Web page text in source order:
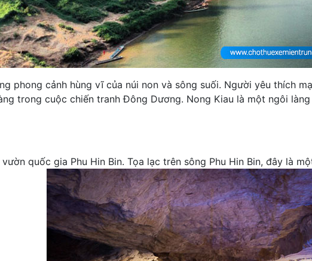
phong cảnh hùng vĩ của núi non và sông suối. Người yêu thích
trong cuộc chiến tranh Đông Dương. Nong Kiau là một ngôi
quốc gia Phu Hin Bin. Tọa lạc trên sông Phu Hin Bin, đây là